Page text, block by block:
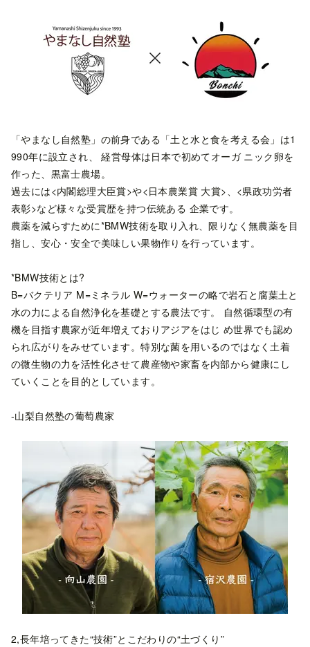
「やまなし自然塾」の前身である「土と水と食を考える会」は1
990年に設立され、 経営母体は日本で初めてオーガ ニック卵を
作った、黒富士農場。
過去には<内閣総理大臣賞>や<日本農業賞 大賞>、<県政功労者
表彰>など様々な受賞歴を持つ伝統ある 企業です。
農薬を減らすために*BMW技術を取り入れ、限りなく無農薬を目
指し、安心・安全で美味しい果物作りを行っています。
*BMW技術とは?
B=バクテリア M=ミネラル W=ウォーターの略で岩石と腐葉土と
水の力による自然浄化を基礎とする農法です。 自然循環型の有
機を目指す農家が近年増えておりアジアをはじ め世界でも認め
られ広がりをみせています。特別な菌を用いるのではなく土着
の微生物の力を活性化させて農産物や家畜を内部から健康にし
ていくことを目的としています。
-山梨自然塾の葡萄農家
2,長年培ってきた“技術”とこだわりの“土づくり”